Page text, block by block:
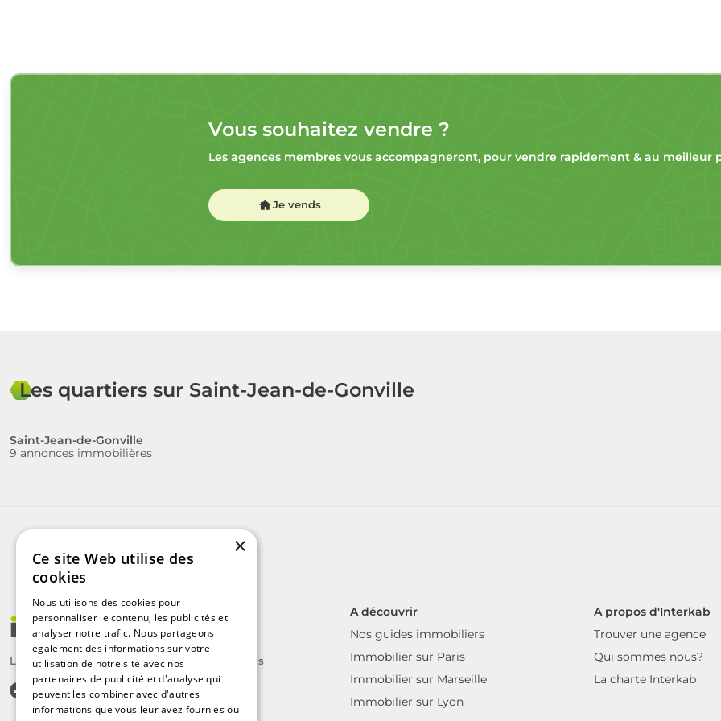
Vous souhaitez vendre ?
Les agences membres vous accompagneront, pour vendre rapidement & au meilleur
Je vends
Les quartiers sur Saint-Jean-de-Gonville
Saint-Jean-de-Gonville
9 annonces immobilières
Le label des agents immobiliers indépendants
A découvrir
Nos guides immobiliers
Immobilier sur Paris
Immobilier sur Marseille
Immobilier sur Lyon
A propos d'Interkab
Trouver une agence
Qui sommes nous?
La charte Interkab
×
Ce site Web utilise des
cookies
Nous utilisons des cookies pour
personnaliser le contenu, les publicités et
analyser notre trafic. Nous partageons
également des informations sur votre
utilisation de notre site avec nos
partenaires de publicité et d'analyse qui
peuvent les combiner avec d'autres
informations que vous leur avez fournies ou